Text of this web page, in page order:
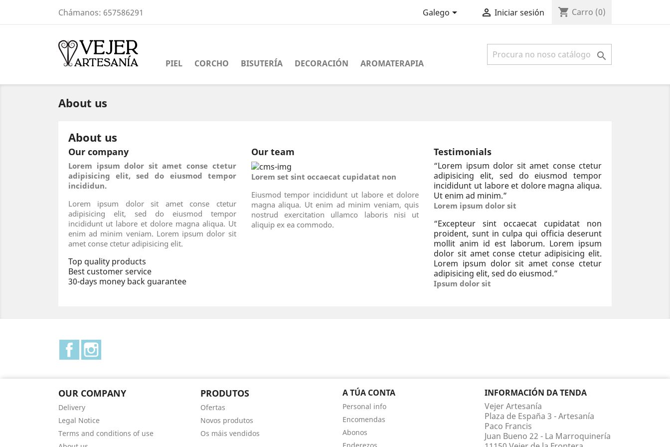
Chámanos: 657586291 Galego  Iniciar sesión shopping_cart Carro (0)
PIEL CORCHO BISUTERÍA DECORACIÓN AROMATERAPIA

About us
About us
Our company
Lorem ipsum dolor sit amet conse ctetur
adipisicing elit, sed do eiusmod tempor
incididun.
Lorem ipsum dolor sit amet conse ctetur
adipisicing elit, sed do eiusmod tempor
incididunt ut labore et dolore magna aliqua. Ut
enim ad minim veniam. Lorem ipsum dolor sit
amet conse ctetur adipisicing elit.
Top quality products
Best customer service
30-days money back guarantee
Our team
Lorem set sint occaecat cupidatat non
Eiusmod tempor incididunt ut labore et dolore
magna aliqua. Ut enim ad minim veniam, quis
nostrud exercitation ullamco laboris nisi ut
aliquip ex ea commodo.
Testimonials
“Lorem ipsum dolor sit amet conse ctetur
adipisicing elit, sed do eiusmod tempor
incididunt ut labore et dolore magna aliqua.
Ut enim ad minim.”
Lorem ipsum dolor sit
“Excepteur sint occaecat cupidatat non
proident, sunt in culpa qui officia deserunt
mollit anim id est laborum. Lorem ipsum
dolor sit amet conse ctetur adipisicing elit.
Lorem ipsum dolor sit amet conse ctetur
adipisicing elit, sed do eiusmod.”
Ipsum dolor sit
Facebook
OUR COMPANY
Delivery
Legal Notice
Terms and conditions of use
PRODUTOS
Ofertas
Novos produtos
Os máis vendidos
A TÚA CONTA
Personal info
Encomendas
Abonos
INFORMACIÓN DA TENDA
Vejer Artesanía
Plaza de España 3 - Artesanía
Paco Francis
Juan Bueno 22 - La Marroquinería